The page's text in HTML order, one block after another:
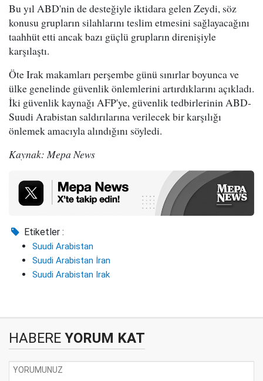
Bu yıl ABD'nin de desteğiyle iktidara gelen Zeydi, söz
konusu grupların silahlarını teslim etmesini sağlayacağını
taahhüt etti ancak bazı güçlü grupların direnişiyle
karşılaştı.
Öte Irak makamları perşembe günü sınırlar boyunca ve
ülke genelinde güvenlik önlemlerini artırdıklarını açıkladı.
İki güvenlik kaynağı AFP'ye, güvenlik tedbirlerinin ABD-
Suudi Arabistan saldırılarına verilecek bir karşılığı
önlemek amacıyla alındığını söyledi.
Kaynak: Mepa News
Etiketler :
Suudi Arabistan
Suudi Arabistan İran
Suudi Arabistan Irak
HABERE YORUM KAT